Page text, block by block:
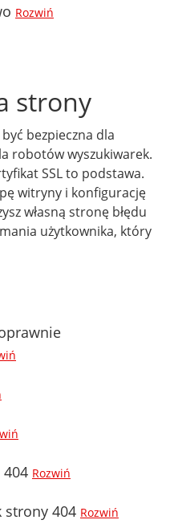
Rozwiń
strony
bezpieczna dla
robotów wyszukiwarek.
SSL to podstawa.
witryny i konfigurację
własną stronę błędu
użytkownika, który
Rozwiń
strony 404 Rozwiń